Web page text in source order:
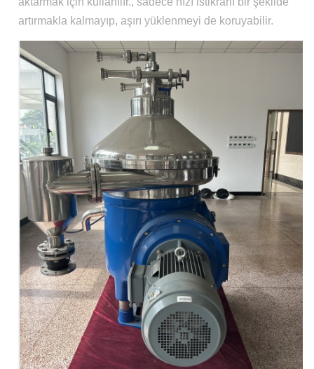
artırmakla kalmayıp, aşırı yüklenmeyi de koruyabilir.